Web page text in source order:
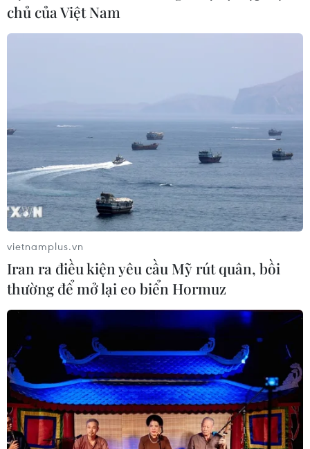
mở rộng thị trường, bảo vệ giá trị sản phẩm truyền
thống của mỗi quốc gia.
Sở hữu trí tuệ: Động lực khuyến khích thế
hệ trẻ đổi mới sáng tạo
25/04/2022 22:13
Cùng với sự phát triển của nền kinh tế tri thức, tài sản trí
tuệ đặc biệt là sở hữu trí đã trở thành động lực thể
khuyến khích thế hệ trẻ cống hiến cho đất nước.
chủ của Việt Nam
vietnamplus.vn
Iran ra điều kiện yêu cầu Mỹ rút quân, bồi
thường để mở lại eo biển Hormuz